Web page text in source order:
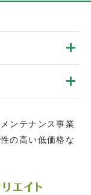
ンテナンス事業
の高い低価格な